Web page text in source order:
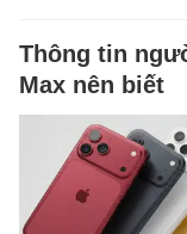
Thông tin
Max nên biết